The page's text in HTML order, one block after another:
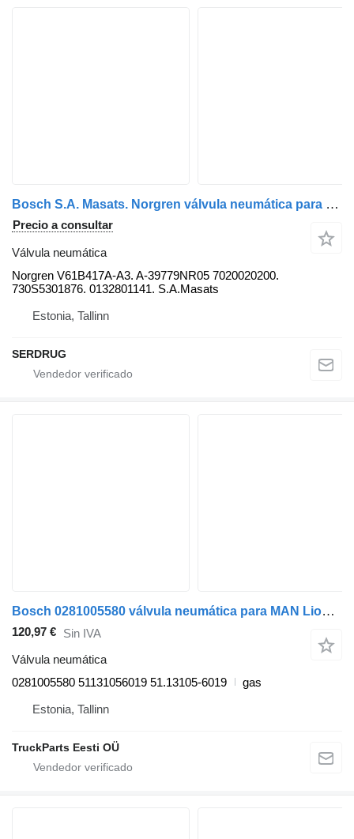
Bosch S.A. Masats. Norgren válvula neumática para MAN CITY autobús
Precio a consultar
Válvula neumática
Norgren V61B417A-A3. A-39779NR05 7020020200.
730S5301876. 0132801141. S.A.Masats
Estonia, Tallinn
SERDRUG
Bosch 0281005580 válvula neumática para MAN Lion's bus (1991-) autobús
120,97 € Sin IVA
Válvula neumática
0281005580 51131056019 51.13105-6019
gas
Estonia, Tallinn
TruckParts Eesti OÜ